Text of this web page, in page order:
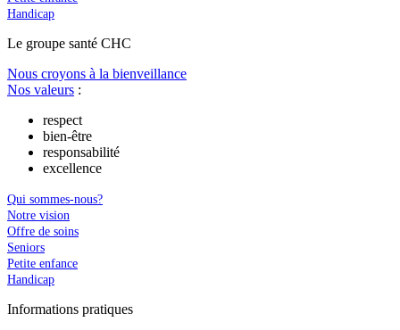
Handicap
Le groupe santé CHC
Nous croyons à la bienveillance
Nos valeurs :
respect
bien-être
responsabilité
excellence
Qui sommes-nous?
Notre vision
Offre de soins
Seniors
Petite enfance
Handicap
Informations pratiques